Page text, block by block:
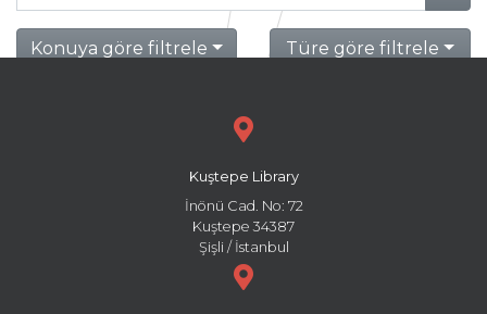
Konuya göre filtrele Türe göre filtrele
Kuştepe Library
İnönü Cad. No: 72
Kuştepe 34387
Şişli / İstanbul